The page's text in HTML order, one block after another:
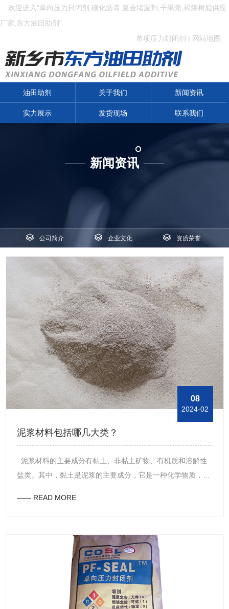
欢迎进入“单向压力封闭剂,磺化沥青,复合堵漏剂,干果壳,褐煤树脂供应
厂家,东方油田助剂”
单项压力封闭剂 | 网站地图
油田助剂 关于我们 新闻资讯
实力展示 发货现场 联系我们
—— 新闻资讯 ——
公司简介 企业文化 资质荣誉
08
2024-02
泥浆材料包括哪几大类？
泥浆材料的主要成分有黏土、非黏土矿物、有机质和溶解性
盐类。其中，黏土是泥浆的主要成分，它是一种化学物质，主
加剂组成。 2.含碳耐火泥浆：分为高铝质和镁质两大类，使
用的耐火原料主要有：铝矾土熟料、刚玉、莫来石、硅线石、
蓝晶石、工业氧化硅、镁铝尖晶石、烧结镁砂、电熔镁砂和硅
石等。 3.轻质隔热耐火泥浆：由重质和轻质耐火原料，结合
剂与外加剂组成，是砌筑隔热耐火制品（轻质保温砖系列）的
—— READ MORE